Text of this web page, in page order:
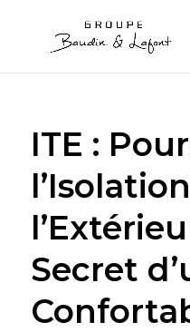
ITE :
Secret